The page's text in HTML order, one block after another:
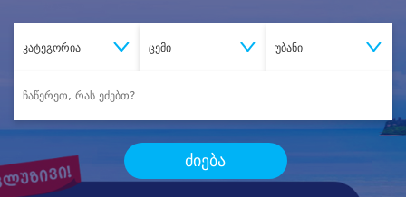
კატეგორია ცემი უბანი
ძიება